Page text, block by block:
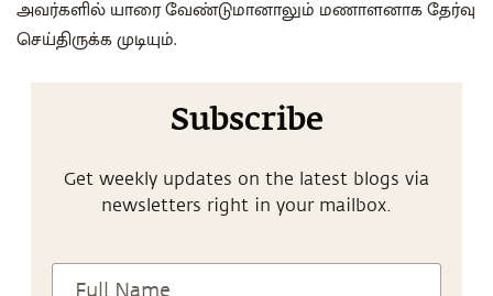
அவர்களில் யாரை வேண்டுமானாலும் மணாளனாக தேர்வு
செய்திருக்க முடியும்.
Subscribe
Get weekly updates on the latest blogs via
newsletters right in your mailbox.